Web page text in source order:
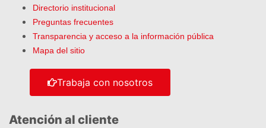
Directorio institucional
Preguntas frecuentes
Transparencia y acceso a la información pública
Mapa del sitio
Trabaja con nosotros
Atención al cliente